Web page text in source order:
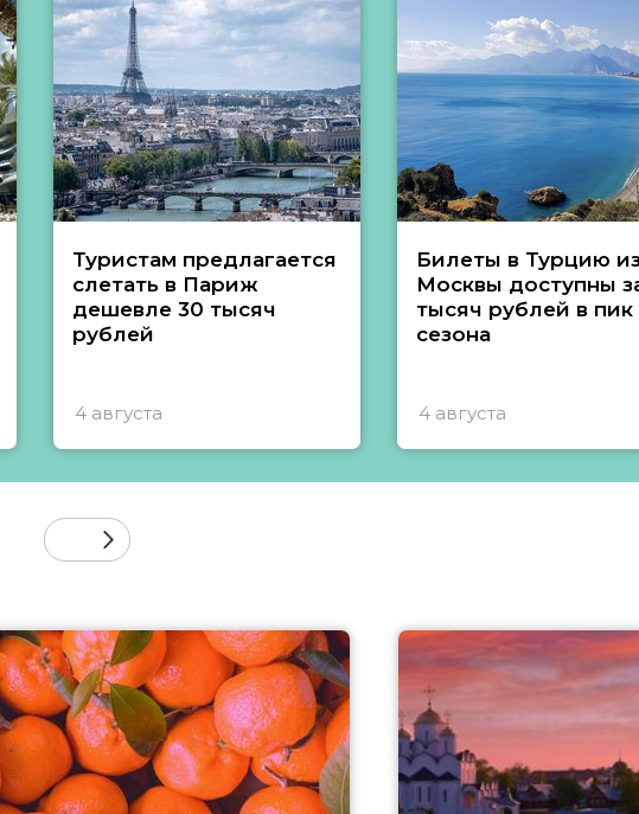
Туристам предлагается
слетать в Париж
дешевле 30 тысяч
рублей
4 августа
Билеты в Турцию из
Москвы доступны
тысяч рублей в пик
сезона
4 августа